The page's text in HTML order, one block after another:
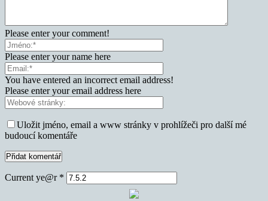
Please enter your comment!
Please enter your name here
You have entered an incorrect email address!
Please enter your email address here
Uložit jméno, email a www stránky v prohlížeči pro další mé
budoucí komentáře
Current ye@r *